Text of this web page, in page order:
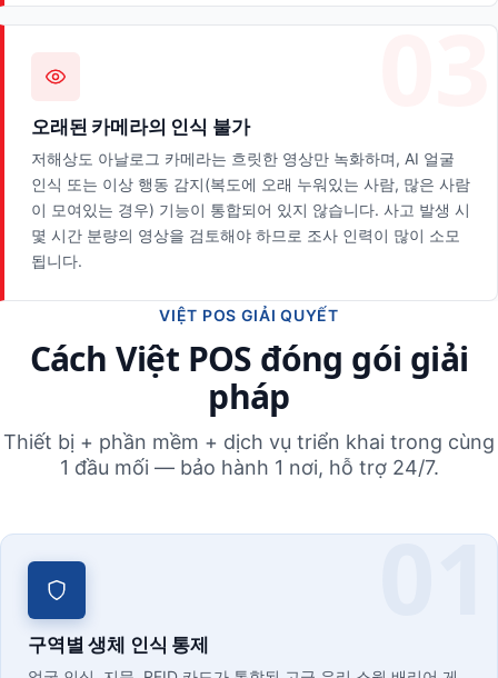
오래된 카메라의 인식 불가
저해상도 아날로그 카메라는 흐릿한 영상만 녹화하며, AI 얼굴
인식 또는 이상 행동 감지(복도에 오래 누워있는 사람, 많은 사람
이 모여있는 경우) 기능이 통합되어 있지 않습니다. 사고 발생 시
몇 시간 분량의 영상을 검토해야 하므로 조사 인력이 많이 소모
됩니다.
VIỆT POS GIẢI QUYẾT
Cách Việt POS đóng gói giải
pháp
Thiết bị + phần mềm + dịch vụ triển khai trong cùng
1 đầu mối — bảo hành 1 nơi, hỗ trợ 24/7.
구역별 생체 인식 통제